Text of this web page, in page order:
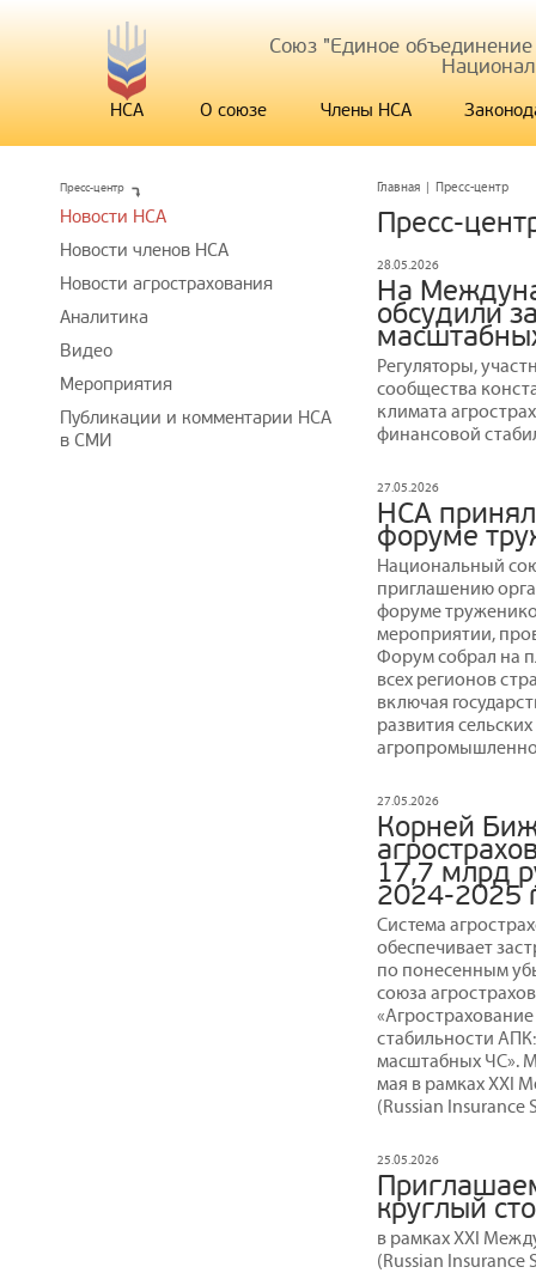
Союз "Единое
НСА О союзе Члены НСА
Главная | Пресс-центр
Пресс-
28.05.2026
На
обсудили
Регуляторы,
сообщества
климата
финансовой
27.05.2026
НСА принял
форуме
Национальный
приглашению
форуме
мероприятии,
Форум собрал на
всех регионов
включая
развития
27.05.2026
Корней
17,7 млрд
2024-2025
Система
обеспечивает
по понесенным
союза
стабильности
масштабных ЧС».
мая в рамках XXI
(Russian Insurance
25.05.2026
круглый
в рамках XXI
(Russian Insurance
Пресс-центр
Новости НСА
Новости членов НСА
Новости агрострахования
Аналитика
Видео
Мероприятия
Публикации и комментарии НСА
в СМИ